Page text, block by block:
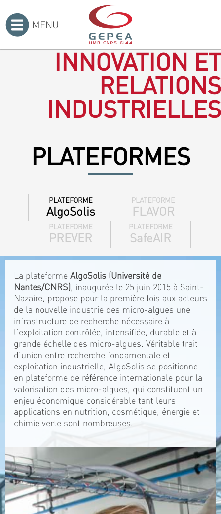
MENU
INNOVATION ET
RELATIONS
INDUSTRIELLES
PLATEFORMES
PLATEFORME
AlgoSolis
PLATEFORME
FLAVOR
PLATEFORME
PREVER
PLATEFORME
SafeAIR
La plateforme AlgoSolis (Université de
Nantes/CNRS), inaugurée le 25 juin 2015 à Saint-
Nazaire, propose pour la première fois aux acteurs
de la nouvelle industrie des micro-algues une
infrastructure de recherche nécessaire à
l'exploitation contrôlée, intensifiée, durable et à
grande échelle des micro-algues. Véritable trait
d'union entre recherche fondamentale et
exploitation industrielle, AlgoSolis se positionne
en plateforme de référence internationale pour la
valorisation des micro-algues, qui constituent un
enjeu économique considérable tant leurs
applications en nutrition, cosmétique, énergie et
chimie verte sont nombreuses.